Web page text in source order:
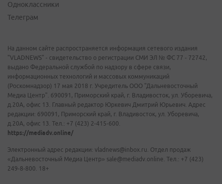
Одноклассники
Телеграм
На данном сайте распространяется информация сетевого издания
"VLADNEWS" - свидетельство о регистрации СМИ ЭЛ № ФС 77 - 72742,
выдано Федеральной службой по надзору в сфере связи,
информационных технологий и массовых коммуникаций
(Роскомнадзор) 17 мая 2018 г. Учредитель ООО "Дальневосточный
Медиа Центр". 690091, Приморский край, г. Владивосток, ул. Уборевича,
д.20А, офис 13. Главный редактор Юркевич Дмитрий Юрьевич. Адрес
редакции: 690091, Приморский край, г. Владивосток, ул. Уборевича,
д.20А, офис 13. Тел.: +7 (423) 2-415-600.
https://mediadv.online/
Электронный адрес редакции: vladnews@inbox.ru. Отдел продаж
«Дальневосточный Медиа Центр» sale@mediadv.online. Тел.: +7 (423)
249-8-800. 18+